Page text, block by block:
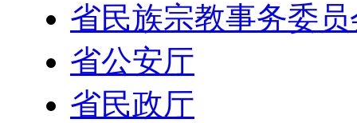
省民族宗教事务委员
省公安厅
省民政厅